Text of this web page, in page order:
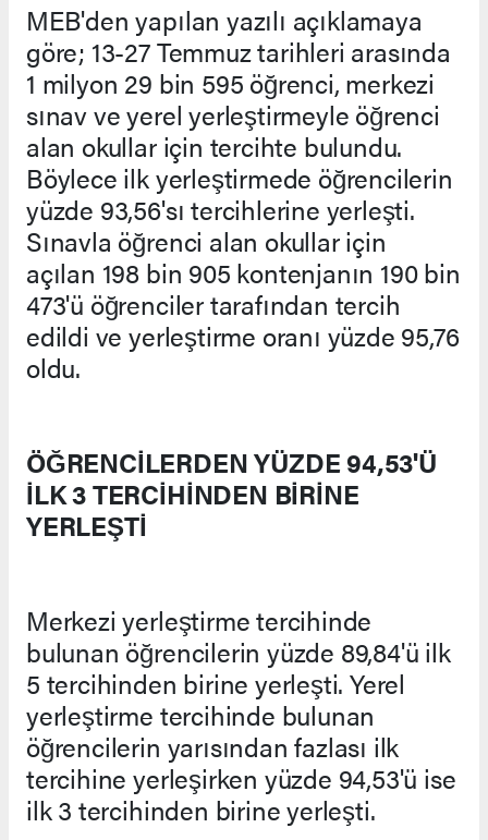
MEB'den yapılan yazılı açıklamaya
göre; 13-27 Temmuz tarihleri arasında
1 milyon 29 bin 595 öğrenci, merkezi
sınav ve yerel yerleştirmeyle öğrenci
alan okullar için tercihte bulundu.
Böylece ilk yerleştirmede öğrencilerin
yüzde 93,56'sı tercihlerine yerleşti.
Sınavla öğrenci alan okullar için
açılan 198 bin 905 kontenjanın 190 bin
473'ü öğrenciler tarafından tercih
edildi ve yerleştirme oranı yüzde 95,76
oldu.
ÖĞRENCİLERDEN YÜZDE 94,53'Ü
İLK 3 TERCİHİNDEN BİRİNE
YERLEŞTİ
Merkezi yerleştirme tercihinde
bulunan öğrencilerin yüzde 89,84'ü ilk
5 tercihinden birine yerleşti. Yerel
yerleştirme tercihinde bulunan
öğrencilerin yarısından fazlası ilk
tercihine yerleşirken yüzde 94,53'ü ise
ilk 3 tercihinden birine yerleşti.